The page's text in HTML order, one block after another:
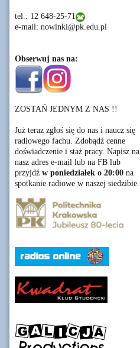
tel.: 12 648-25-71
e-mail: nowinki@pk.edu.pl
Obserwuj nas na:
ZOSTAŃ JEDNYM Z NAS !!
Już teraz zgłoś się do nas i naucz się
radiowego fachu. Zdobądź cenne
doświadczenie i staż pracy. Napisz na
nasz adres e-mail lub na FB lub
przyjdź w poniedziałek o 20:00 na
spotkanie radiowe w naszej siedzibie.